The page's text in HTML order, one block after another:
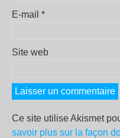
E-mail *
Site web
Ce site utilise Akismet
savoir plus sur la façon